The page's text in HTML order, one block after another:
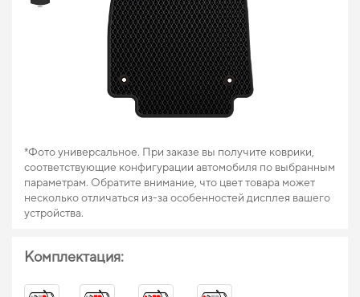
*Фото универсальное. При заказе вы получите коврики,
соответствующие конфигурации автомобиля по выбранным
параметрам. Обратите внимание, что цвет товара может
несколько отличаться из-за особенностей дисплея вашего
устройства.
Комплектация: